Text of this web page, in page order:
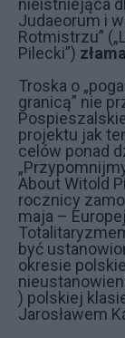
nieistniejąca
Judaeorum i
Rotmistrzu”
Pilecki”)
Troska o
granicą” nie
projektu jak
celów ponad
About Witold
rocznicy
maja –
być
okresie
) polskiej
Jarosławem